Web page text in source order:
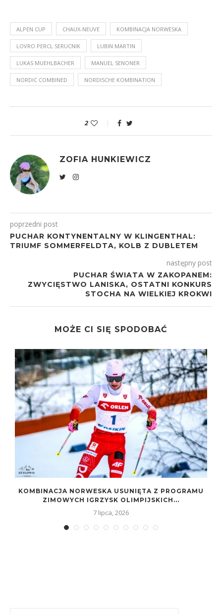
ALPEN CUP CHAUX-NEUVE KOMBINACJA NORWESKA
LOVRO PERCL SERUCNIK LUBIN MARTIN
LUKAS MUEHLBACHER MANUEL SENONER
NORDIC COMBINED NORDISCHE KOMBINATION
2
ZOFIA HUNKIEWICZ
poprzedni post
PUCHAR KONTYNENTALNY W KLINGENTHAL:
TRIUMF SOMMERFELDTA, KOLB Z DUBLETEM
następny post
PUCHAR ŚWIATA W ZAKOPANEM:
ZWYCIĘSTWO LANISKA, OSTATNI KONKURS
STOCHA NA WIELKIEJ KROKWI
MOŻE CI SIĘ SPODOBAĆ
KOMBINACJA NORWESKA USUNIĘTA Z PROGRAMU
ZIMOWYCH IGRZYSK OLIMPIJSKICH...
7 lipca, 2026